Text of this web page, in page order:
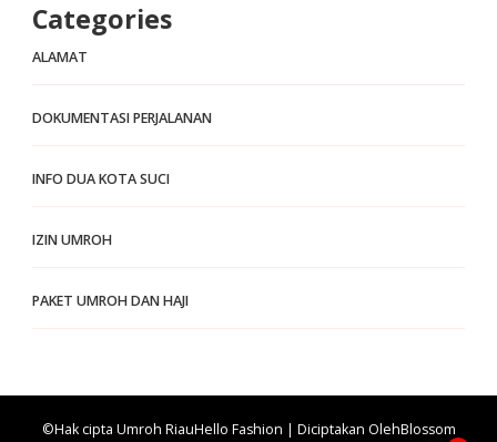
Categories
ALAMAT
DOKUMENTASI PERJALANAN
INFO DUA KOTA SUCI
IZIN UMROH
PAKET UMROH DAN HAJI
©Hak cipta Umroh RiauHello Fashion | Diciptakan OlehBlossom